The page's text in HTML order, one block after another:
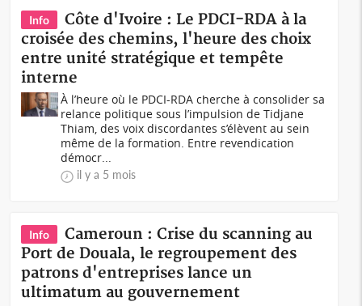
Info
Côte d'Ivoire : Le PDCI-RDA à la
croisée des chemins, l'heure des choix
entre unité stratégique et tempête
interne
À l’heure où le PDCI-RDA cherche à consolider sa
relance politique sous l’impulsion de Tidjane
Thiam, des voix discordantes s’élèvent au sein
même de la formation. Entre revendication
démocr...
il y a 5 mois
Info
Cameroun : Crise du scanning au
Port de Douala, le regroupement des
patrons d'entreprises lance un
ultimatum au gouvernement